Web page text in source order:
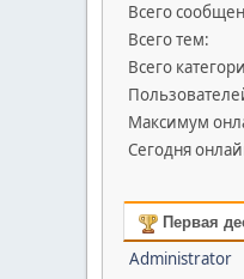
Всего
Всего тем:
Всего
Максимум
Сегодня
Первая
Administrator